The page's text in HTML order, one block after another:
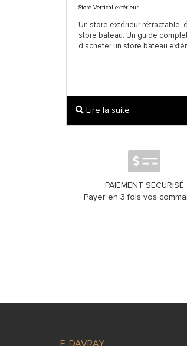
Store Vertical extérieur
Un store extérieur rétractable,
store bateau. Un guide
d'acheter un store bateau
Lire la suite
PAIEMENT SECURISÉ
Payer en 3 fois vos
E-DAVRAY